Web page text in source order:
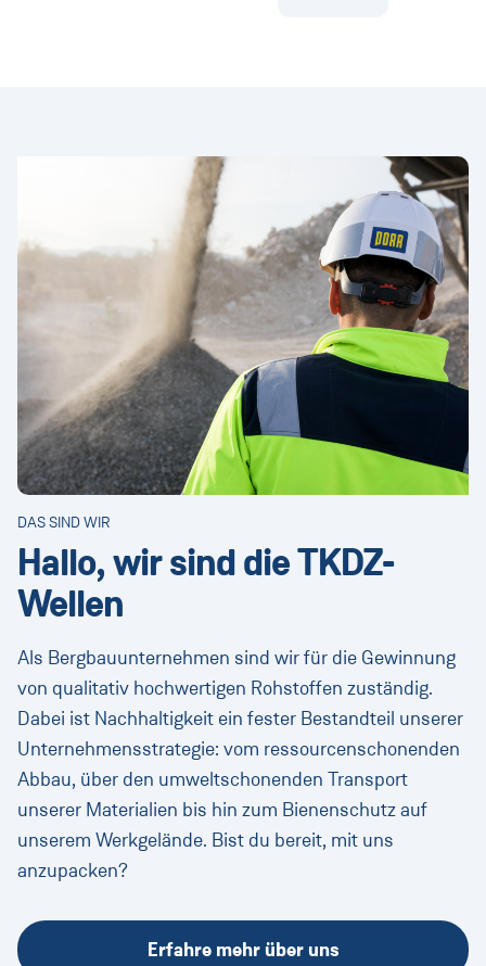
DAS SIND WIR
Hallo, wir sind die TKDZ-
Wellen
Als Bergbauunternehmen sind wir für die Gewinnung
von qualitativ hochwertigen Rohstoffen zuständig.
Dabei ist Nachhaltigkeit ein fester Bestandteil unserer
Unternehmensstrategie: vom ressourcenschonenden
Abbau, über den umweltschonenden Transport
unserer Materialien bis hin zum Bienenschutz auf
unserem Werkgelände. Bist du bereit, mit uns
anzupacken?
Erfahre mehr über uns